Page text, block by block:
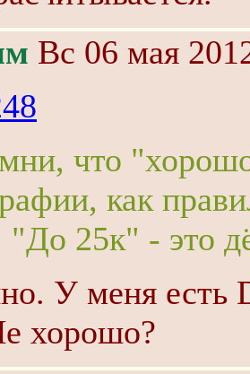
Вс 06 мая
что
как
"До 25к" - это
У меня есть
хорошо?